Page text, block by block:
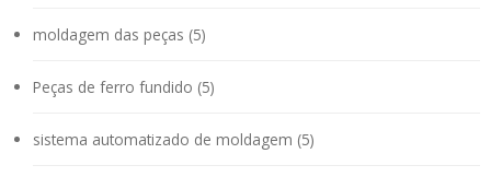
moldagem das peças (5)
Peças de ferro fundido (5)
sistema automatizado de moldagem (5)